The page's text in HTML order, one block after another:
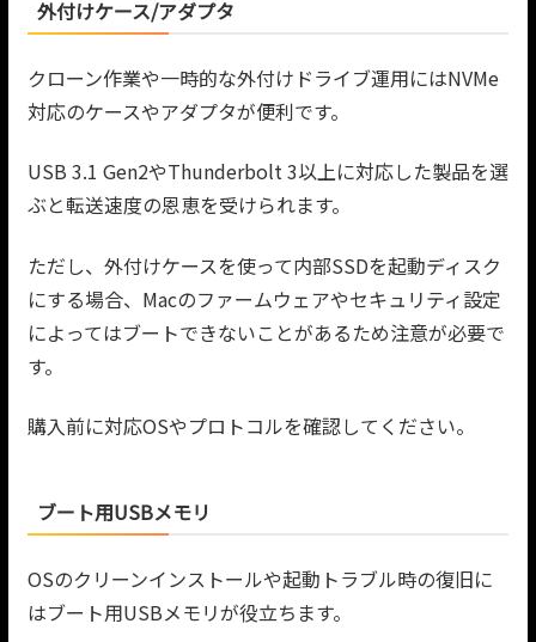
外付けケース/アダプタ
クローン作業や一時的な外付けドライブ運用にはNVMe
対応のケースやアダプタが便利です。
USB 3.1 Gen2やThunderbolt 3以上に対応した製品を選
ぶと転送速度の恩恵を受けられます。
ただし、外付けケースを使って内部SSDを起動ディスク
にする場合、Macのファームウェアやセキュリティ設定
によってはブートできないことがあるため注意が必要で
す。
購入前に対応OSやプロトコルを確認してください。
ブート用USBメモリ
OSのクリーンインストールや起動トラブル時の復旧に
はブート用USBメモリが役立ちます。